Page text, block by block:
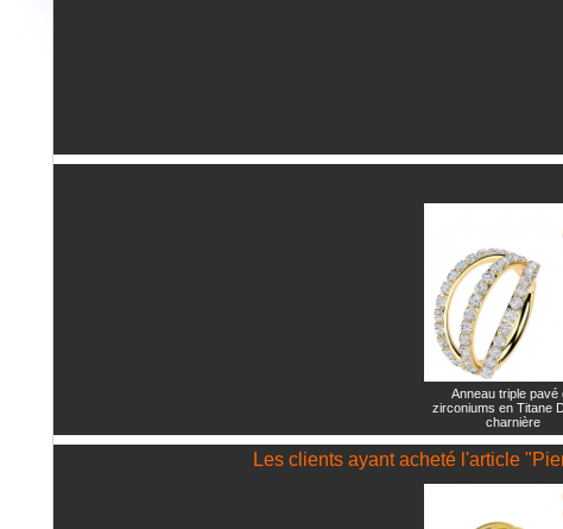
Anneau triple pavé
zirconiums en Titane
charnière
Les clients ayant acheté l'article